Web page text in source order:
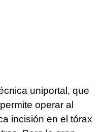
uniportal, que
operar al
incisión en el tórax